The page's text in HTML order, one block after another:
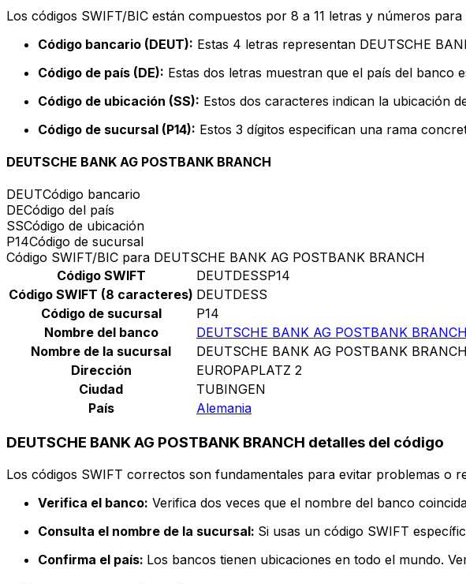
Los códigos SWIFT/BIC están compuestos por 8 a 11 letras y números
Código bancario (DEUT): Estas 4 letras representan DEUTSCHE
Código de país (DE): Estas dos letras muestran que el país del banco
Código de ubicación (SS): Estos dos caracteres indican la ubicación
Código de sucursal (P14): Estos 3 dígitos especifican una rama
DEUTSCHE BANK AG POSTBANK BRANCH
DEUTCódigo bancario
DECódigo del país
SSCódigo de ubicación
P14Código de sucursal
Código SWIFT/BIC para DEUTSCHE BANK AG POSTBANK BRANCH
Código SWIFT
DEUTDESSP14
Código SWIFT (8 caracteres) DEUTDESS
Código de sucursal
P14
Nombre del banco
DEUTSCHE BANK AG POSTBANK BRANCH
Nombre de la sucursal
DEUTSCHE BANK AG POSTBANK BRANCH
Dirección
EUROPAPLATZ 2
Ciudad
TUBINGEN
País
Alemania
DEUTSCHE BANK AG POSTBANK BRANCH detalles del código
Los códigos SWIFT correctos son fundamentales para evitar problemas o
Verifica el banco: Verifica dos veces que el nombre del banco
Consulta el nombre de la sucursal: Si usas un código SWIFT
Confirma el país: Los bancos tienen ubicaciones en todo el mundo.